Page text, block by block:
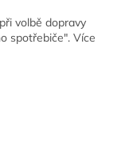
volbě dopravy
spotřebiče". Více